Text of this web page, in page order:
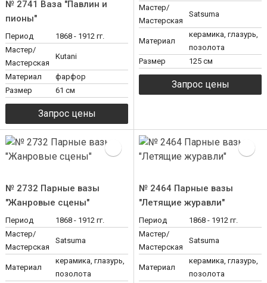
№ 2741 Ваза "Павлин и
пионы"
Период
1868 - 1912 гг.
Мастер/
Мастерская
Kutani
Материал
фарфор
Размер
61 см
Мастер/
Мастерская
Satsuma
Материал
керамика, глазурь,
позолота
Размер
125 см
№ 2732 Парные вазы
"Жанровые сцены"
Период
1868 - 1912 гг.
Мастер/
Мастерская
Satsuma
Материал
керамика, глазурь,
позолота
№ 2464 Парные вазы
"Летящие журавли"
Период
1868 - 1912 гг.
Мастер/
Мастерская
Satsuma
Материал
керамика, глазурь,
позолота